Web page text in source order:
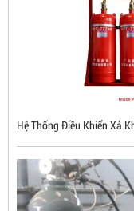
ĐẦU BÁO LỬA
Hệ Thống Điều Khiển Xả